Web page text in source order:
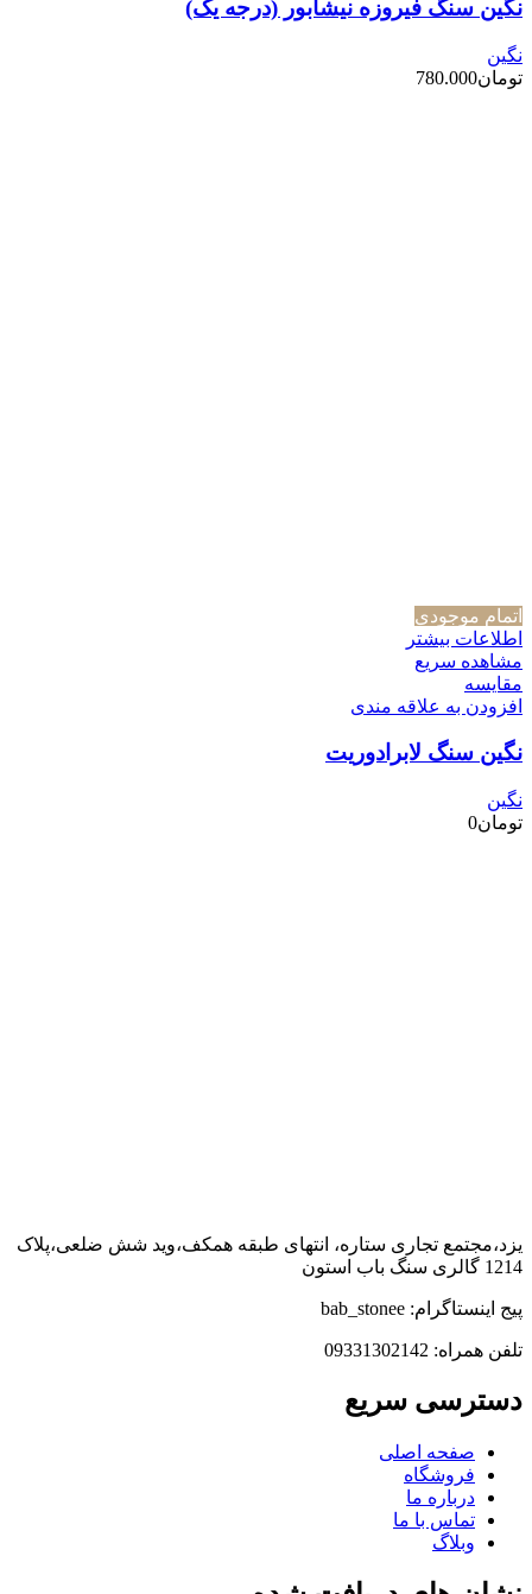
نگین سنگ فیروزه نیشابور (درجه یک)
نگین
تومان780.000
اتمام موجودی
اطلاعات بیشتر
مشاهده سریع
مقایسه
افزودن به علاقه مندی
نگین سنگ لابرادوریت
نگین
تومان0
یزد،مجتمع تجاری ستاره، انتهای طبقه همکف،وید شش ضلعی،پلاک
1214 گالری سنگ باب استون
پیج اینستاگرام: bab_stonee
تلفن همراه: 09331302142
دسترسی سریع
صفحه اصلی
فروشگاه
درباره ما
تماس با ما
وبلاگ